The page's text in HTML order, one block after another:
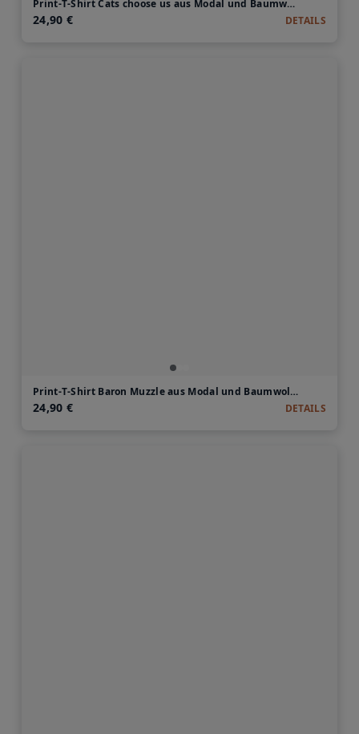
Print-T-Shirt Cats choose us aus Modal und Baumwolle
24,90 € DETAILS
Print-T-Shirt Baron Muzzle aus Modal und Baumwolle
24,90 € DETAILS